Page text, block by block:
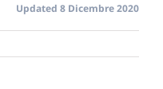
Updated 8 Dicembre 2020